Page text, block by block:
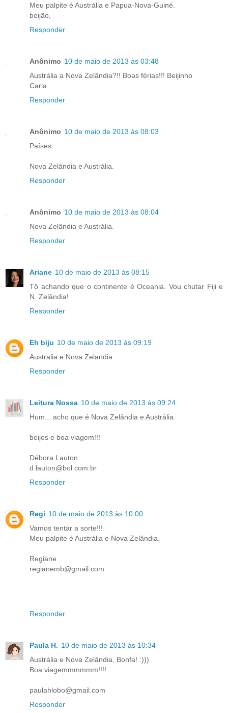
Meu palpite é Austrália e Papua-Nova-Guiné.
beijão,
Responder
Anônimo 10 de maio de 2013 às 03:48
Austrália a Nova Zelândia?!! Boas férias!!! Beijinho
Carla
Responder
Anônimo 10 de maio de 2013 às 08:03
Países:
Nova Zelândia e Austrália.
Responder
Anônimo 10 de maio de 2013 às 08:04
Nova Zelândia e Austrália.
Responder
Ariane 10 de maio de 2013 às 08:15
Tô achando que o continente é Oceania. Vou chutar Fiji e
N. Zelândia!
Responder
Eh biju 10 de maio de 2013 às 09:19
Australia e Nova Zelandia
Responder
Leitura Nossa 10 de maio de 2013 às 09:24
Hum... acho que é Nova Zelândia e Austrália.
beijos e boa viagem!!!
Débora Lauton
d.lauton@bol.com.br
Responder
Regi 10 de maio de 2013 às 10:00
Vamos tentar a sorte!!!
Meu palpite é Austrália e Nova Zelândia.
Regiane
regianemb@gmail.com
Responder
Paula H. 10 de maio de 2013 às 10:34
Austrália e Nova Zelândia, Bonfa! :)))
Boa viagemmmmmm!!!!
paulahlobo@gmail.com
Responder